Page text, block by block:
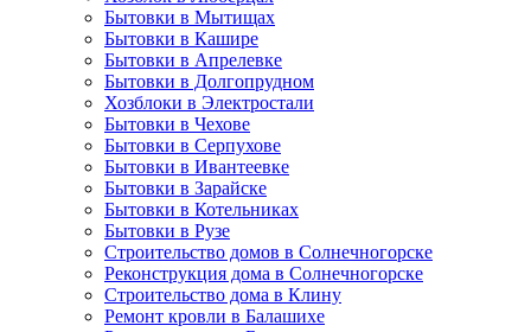
Бытовки в Мытищах
Бытовки в Кашире
Бытовки в Апрелевке
Бытовки в Долгопрудном
Хозблоки в Электростали
Бытовки в Чехове
Бытовки в Серпухове
Бытовки в Ивантеевке
Бытовки в Зарайске
Бытовки в Котельниках
Бытовки в Рузе
Строительство домов в Солнечногорске
Реконструкция дома в Солнечногорске
Строительство дома в Клину
Ремонт кровли в Балашихе